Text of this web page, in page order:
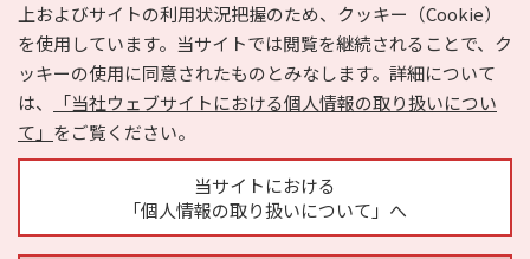
上およびサイトの利用状況把握のため、クッキー（Cookie）
を使用しています。当サイトでは閲覧を継続されることで、ク
ッキーの使用に同意されたものとみなします。詳細について
は、
「当社ウェブサイトにおける個人情報の取り扱いについ
て」 をご覧ください。
当サイトにおける
「個人情報の取り扱いについて」へ
Copyright © HYOJITO.Co.,Ltd. All Rights Reserved.